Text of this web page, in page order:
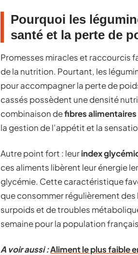
Pourquoi les
santé et la perte de
Promesses miracles et raccourcis
de la nutrition. Pourtant, les
pour accompagner la perte de
cassés possèdent une densité
combinaison defibres alimentaires
la gestion de l’appétit et la
Autre point fort : leurindex
ces aliments libèrent leur énergie
glycémie. Cette caractéristique
que consommer régulièrement
surpoids et de troubles
semaine pour la population
A voir aussi :Aliment le plus faible